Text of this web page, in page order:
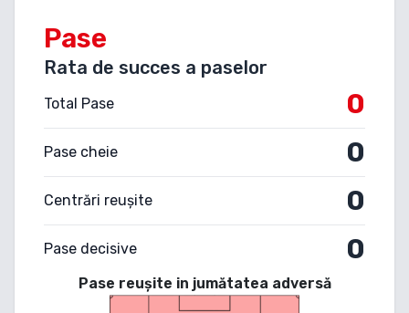
Pase
Rata de succes a paselor
Total Pase 0
Pase cheie 0
Centrări reușite 0
Pase decisive 0
Pase reușite in jumătatea adversă